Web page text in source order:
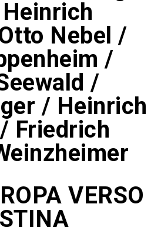
Nebel /
/
/
/ Heinrich
Friedrich
VERSO